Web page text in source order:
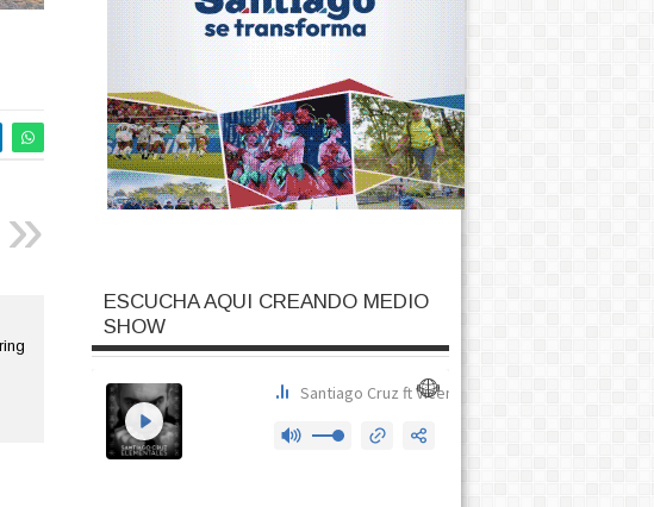
»
ESCUCHA AQUI CREANDO MEDIO
SHOW